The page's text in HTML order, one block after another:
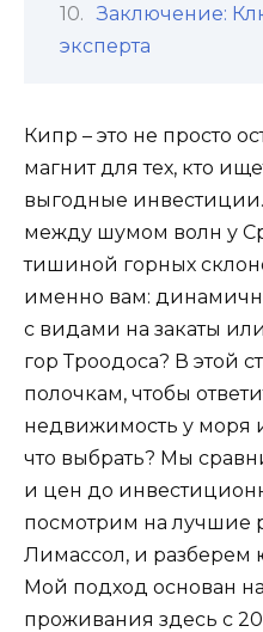
Заключение:
эксперта
Кипр – это не просто
магнит для тех, кто
выгодные
между шумом волн у
тишиной горных
именно вам:
с видами на закаты
гор Троодоса? В этой
полочкам, чтобы
недвижимость у моря
что выбрать? Мы
и цен до
посмотрим на лучшие
Лимассол, и
Мой подход основан
проживания здесь с